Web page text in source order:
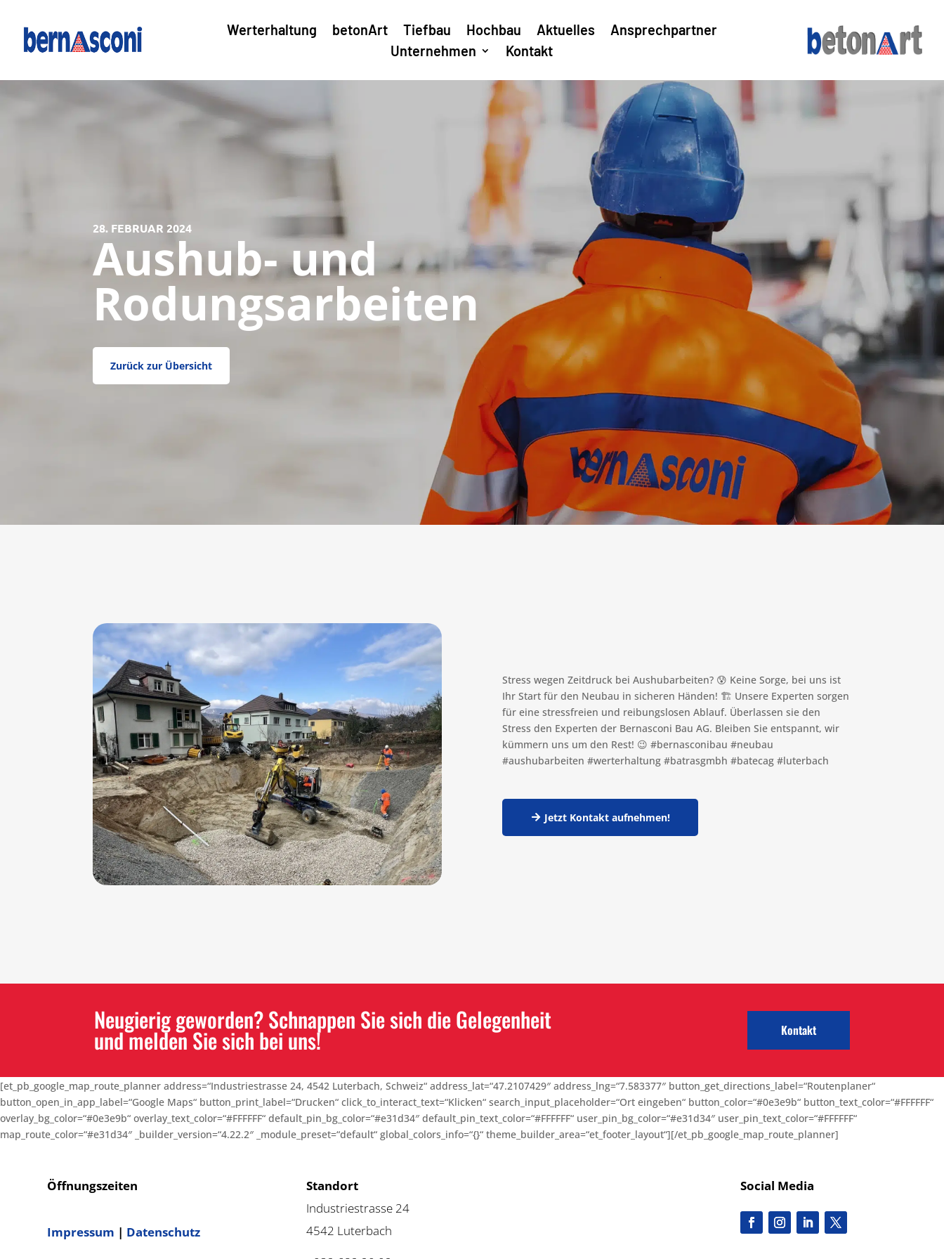
Werterhaltung betonArt Tiefbau Hochbau Aktuelles
Ansprechpartner
Unternehmen
Kontakt
28. FEBRUAR 2024
Aushub- und
Rodungsarbeiten
Zurück zur Übersicht
Stress wegen Zeitdruck bei Aushubarbeiten? 😰 Keine Sorge, bei uns ist
Ihr Start für den Neubau in sicheren Händen! 🏗️ Unsere Experten sorgen
für eine stressfreien und reibungslosen Ablauf. Überlassen sie den
Stress den Experten der Bernasconi Bau AG. Bleiben Sie entspannt, wir
kümmern uns um den Rest! 😉 #bernasconibau #neubau
#aushubarbeiten #werterhaltung #batrasgmbh #batecag #luterbach
Jetzt Kontakt aufnehmen!
Neugierig geworden? Schnappen Sie sich die Gelegenheit
und melden Sie sich bei uns! Kontakt
[et_pb_google_map_route_planner address=“Industriestrasse 24, 4542 Luterbach, Schweiz“ address_lat=“47.2107429″ address_lng=“7.583377″ button_get_directions_label=“Routenplaner“
button_open_in_app_label=“Google Maps“ button_print_label=“Drucken“ click_to_interact_text=“Klicken“ search_input_placeholder=“Ort eingeben“ button_color=“#0e3e9b“ button_text_color=“#FFFFFF“
overlay_bg_color=“#0e3e9b“ overlay_text_color=“#FFFFFF“ default_pin_bg_color=“#e31d34″ default_pin_text_color=“#FFFFFF“ user_pin_bg_color=“#e31d34″ user_pin_text_color=“#FFFFFF“
map_route_color=“#e31d34″ _builder_version=“4.22.2″ _module_preset=“default“ global_colors_info=“{}“ theme_builder_area=“et_footer_layout“][/et_pb_google_map_route_planner]
Öffnungszeiten
Impressum | Datenschutz
Standort
Industriestrasse 24
4542 Luterbach
Social Media